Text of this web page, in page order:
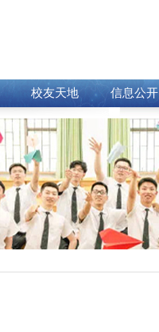
校友天地 信息公开